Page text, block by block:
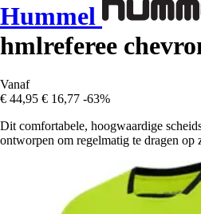
Hummel
hmlreferee
Vanaf
€ 44,95 € 16,77 -63%
Dit comfortabele, hoogwaardige
ontworpen om regelmatig te dragen op